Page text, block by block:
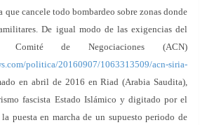
que cancele todo bombardeo sobre zonas donde
De igual modo de las exigencias del
Comité de Negociaciones (ACN)
politica/20160907/1063313509/acn-siria-
en abril de 2016 en Riad (Arabia Saudita),
fascista Estado Islámico y digitado por el
puesta en marcha de un supuesto periodo de